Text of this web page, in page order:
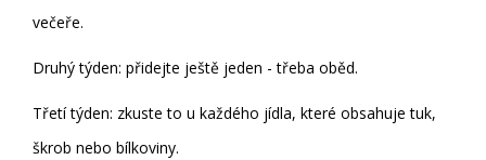
večeře.
Druhý týden: přidejte ještě jeden - třeba oběd.
Třetí týden: zkuste to u každého jídla, které obsahuje tuk,
škrob nebo bílkoviny.